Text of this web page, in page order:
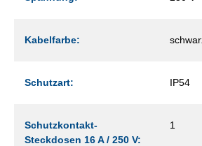
Kabelfarbe:
Schutzart: IP54
Schutzkontakt-
Steckdosen 16 A / 250 V:
1